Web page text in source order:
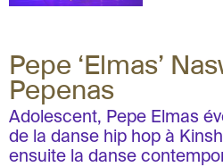
Pepe ‘Elmas’
Pepenas
Adolescent, Pepe Elmas
de la danse hip hop à
ensuite la danse